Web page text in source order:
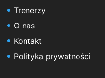
Trenerzy
O nas
Kontakt
Polityka prywatności